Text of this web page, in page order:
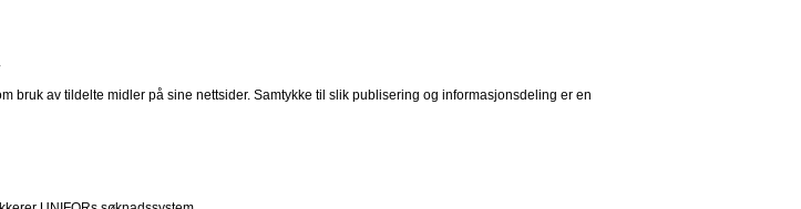
bruk av tildelte midler på sine nettsider. Samtykke til slik publisering og informasjonsdeling er en